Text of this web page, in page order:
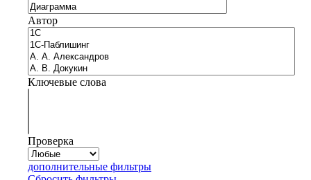
Автор
Ключевые слова
Проверка
дополнительные фильтры